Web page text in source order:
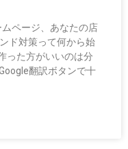
ムページ、あなたの店
ド対策って何から始
った方がいいのは分
翻訳ボタンで十